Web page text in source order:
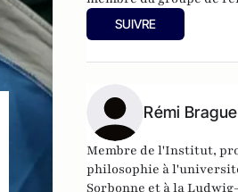
auprès du Haut conseil
Dernier ouvrage :
SUIVRE
Rémi Brague
Membre de l'Institut,
philosophie à
Sorbonne et à la